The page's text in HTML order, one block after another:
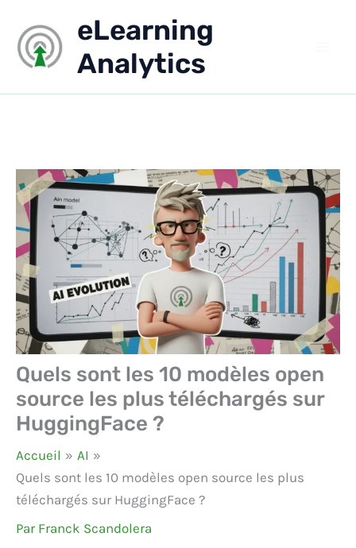
contenu
eLearning
Analytics
Quels sont les 10 modèles open
source les plus téléchargés sur
HuggingFace ?
Accueil
AI
Quels sont les 10 modèles open source les plus
téléchargés sur HuggingFace ?
Par Franck Scandolera